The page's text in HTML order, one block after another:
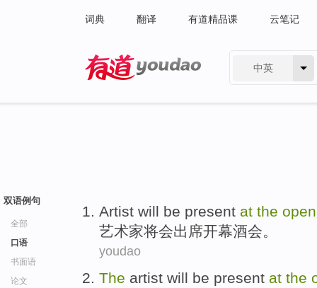
词典 翻译 有道精品课 云笔记
中英
双语例句
全部
口语
书面语
论文
Artist will be present at the
艺术家将会出席开幕酒会。
youdao
The artist will be present at the